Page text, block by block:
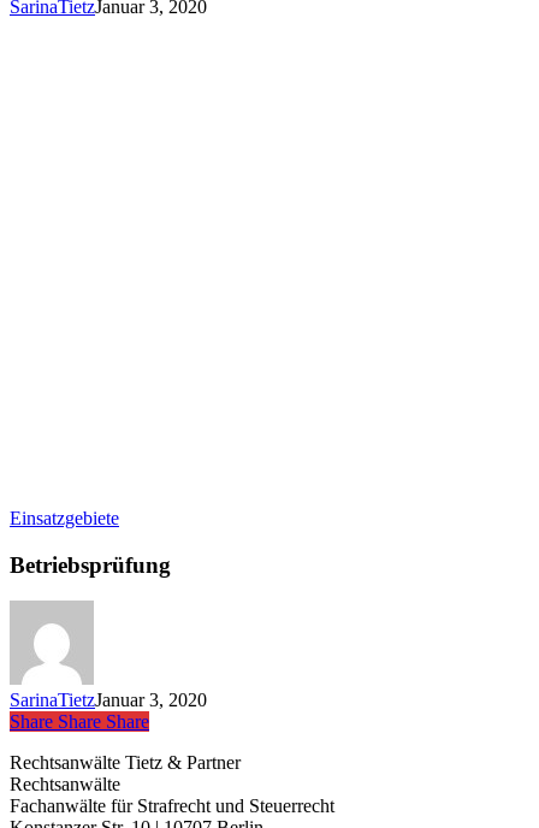
SarinaTietzJanuar 3, 2020
EinsatzgebieteBetriebsprüfung
Betriebsprüfung
SarinaTietzJanuar 3, 2020
Share
Share Share Share
Rechtsanwälte Tietz & Partner
Rechtsanwälte
Fachanwälte für Strafrecht und Steuerrecht